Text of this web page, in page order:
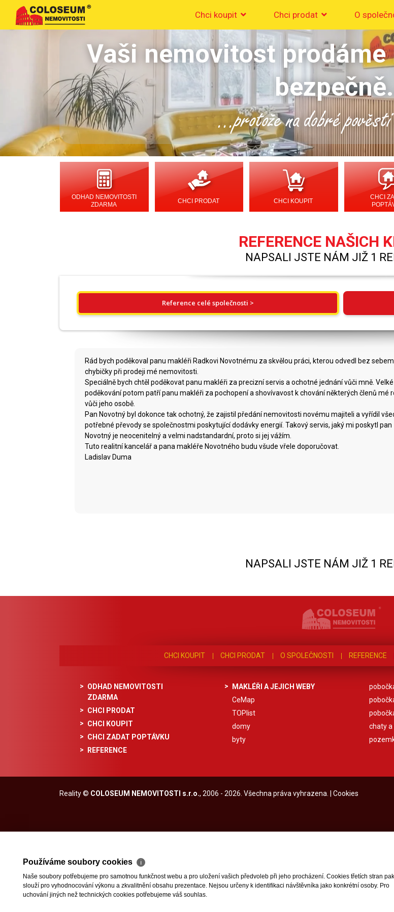
Chci koupit Chci prodat O
Vaši nemovitost prodáme
...protože na dobré
ODHAD NEMOVITOSTI
ZDARMA
CHCI PRODAT CHCI KOUPIT
CHCI
REFERENCE NAŠICH
NAPSALI JSTE NÁM JIŽ 1
Reference celé společnosti >
Rád bych poděkoval panu makléři Radkovi Novotnému za skvělou práci, kterou odvedl bez
chybičky při prodeji mé nemovitosti.
Speciálně bych chtěl poděkovat panu makléři za precizní servis a ochotné jednání vůči mně. Velké
poděkování potom patří panu makléři za pochopení a shovívavost k chování některých členů mé
vůči jeho osobě.
Pan Novotný byl dokonce tak ochotný, že zajistil předání nemovitosti novému majiteli a vyřídil
potřebné převody se společnostmi poskytující dodávky energií. Takový servis, jaký mi poskytl pan
Novotný je neocenitelný a velmi nadstandardní, proto si jej vážím.
Tuto realitní kancelář a pana makléře Novotného budu všude vřele doporučovat.
Ladislav Duma
NAPSALI JSTE NÁM JIŽ 1
CHCI KOUPIT CHCI PRODAT O SPOLEČNOSTI REFERENCE
ODHAD NEMOVITOSTI
ZDARMA
CHCI PRODAT
CHCI KOUPIT
CHCI ZADAT POPTÁVKU
REFERENCE
MAKLÉŘI A JEJICH WEBY
CeMap
TOPlist
domy
byty
chaty a
Reality© COLOSEUM NEMOVITOSTI s.r.o., 2006 - 2026. Všechna práva vyhrazena. | Cookies
Používáme soubory cookies ℹ
Naše soubory potřebujeme pro samotnou funkčnost webu a pro uložení vašich předvoleb při jeho procházení. Cookies třetích stran pak
slouží pro vyhodnocování výkonu a zkvalitnění obsahu prezentace. Nejsou určeny k identifikaci návštěvníka jako konkrétní osoby. Pro
uchování jiných než technických cookies potřebujeme váš souhlas.